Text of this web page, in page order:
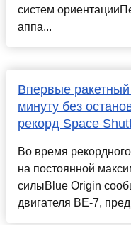
систем
аппа...
Впервые ракетный
минуту без
рекорд Space
Во время
на постоянной
силыBlue Origin
двигателя BE-7,